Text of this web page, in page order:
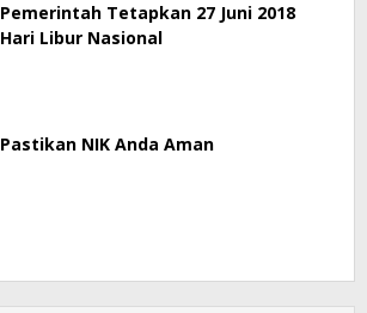
Pemerintah Tetapkan 27 Juni 2018
Hari Libur Nasional
Pastikan NIK Anda Aman